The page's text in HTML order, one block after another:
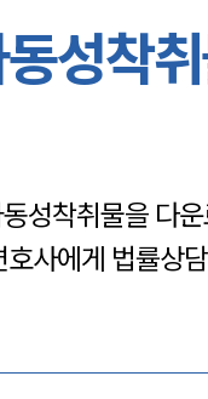
성착취
성착취물을 다
사에게 법률상